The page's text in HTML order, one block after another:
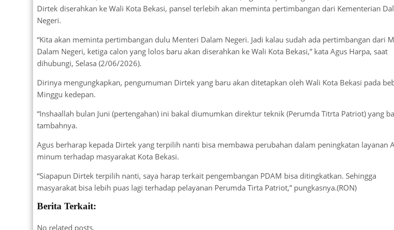
Dirtek diserahkan ke Wali Kota Bekasi, pansel terlebih akan meminta pertimbangan dari Kementerian
Negeri.
“Kita akan meminta pertimbangan dulu Menteri Dalam Negeri. Jadi kalau sudah ada pertimbangan dari
Dalam Negeri, ketiga calon yang lolos baru akan diserahkan ke Wali Kota Bekasi,” kata Agus Harpa, saat
dihubungi, Selasa (2/06/2026).
Dirinya mengungkapkan, pengumuman Dirtek yang baru akan ditetapkan oleh Wali Kota Bekasi pada
Minggu kedepan.
“Inshaallah bulan Juni (pertengahan) ini bakal diumumkan direktur teknik (Perumda Titrta Patriot) yang
tambahnya.
Agus berharap kepada Dirtek yang terpilih nanti bisa membawa perubahan dalam peningkatan layanan
minum terhadap masyarakat Kota Bekasi.
“Siapapun Dirtek terpilih nanti, saya harap terkait pengembangan PDAM bisa ditingkatkan. Sehingga
masyarakat bisa lebih puas lagi terhadap pelayanan Perumda Tirta Patriot,” pungkasnya.(RON)
Berita Terkait:
No related posts.